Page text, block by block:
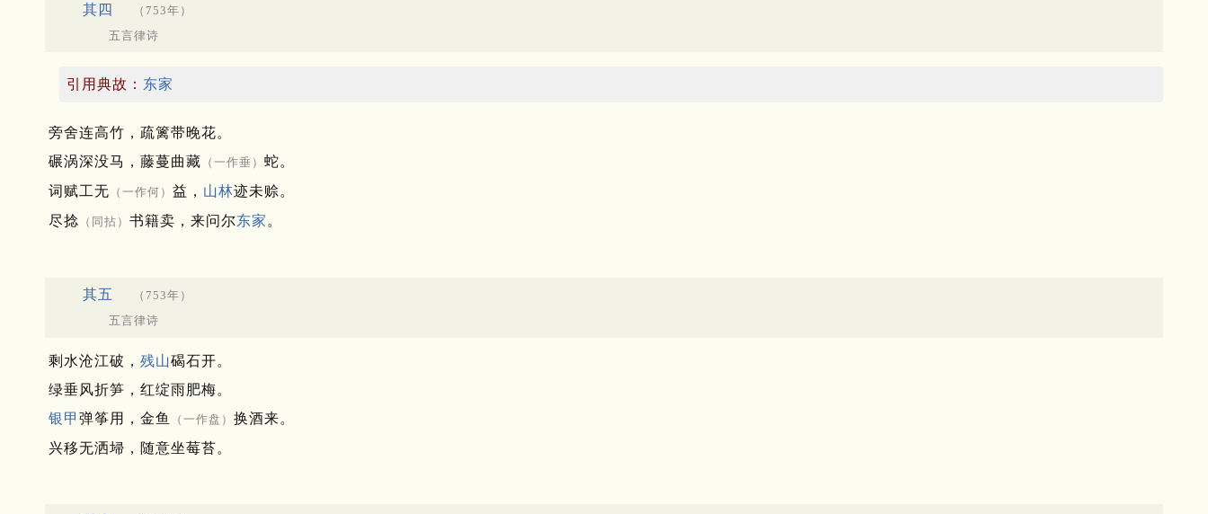
其四
（753年）
五言律诗
引用典故： 东家
旁舍连高竹，疏篱带晚花。
碾涡深没马，藤蔓曲藏 （一作垂） 蛇。
词赋工无 （一作何） 益， 山林迹未赊。
尽捻 （同拈） 书籍卖，来问尔东家。
其五
（753年）
五言律诗
剩水沧江破， 残山碣石开。
绿垂风折笋，红绽雨肥梅。
银甲 弹筝用，金鱼 （一作盘） 换酒来。
兴移无洒埽，随意坐莓苔。